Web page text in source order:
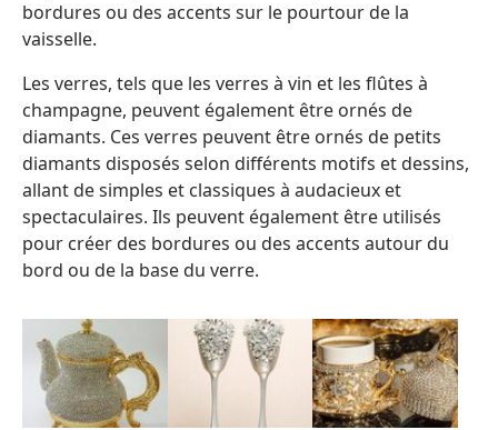
bordures ou des accents sur le pourtour de la
vaisselle.
Les verres, tels que les verres à vin et les flûtes à
champagne, peuvent également être ornés de
diamants. Ces verres peuvent être ornés de petits
diamants disposés selon différents motifs et dessins,
allant de simples et classiques à audacieux et
spectaculaires. Ils peuvent également être utilisés
pour créer des bordures ou des accents autour du
bord ou de la base du verre.